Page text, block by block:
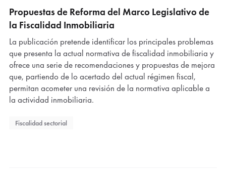
Propuestas de Reforma del Marco Legislativo de
la Fiscalidad Inmobiliaria
La publicación pretende identificar los principales problemas
que presenta la actual normativa de fiscalidad inmobiliaria y
ofrece una serie de recomendaciones y propuestas de mejora
que, partiendo de lo acertado del actual régimen fiscal,
permitan acometer una revisión de la normativa aplicable a
la actividad inmobiliaria.
Fiscalidad sectorial